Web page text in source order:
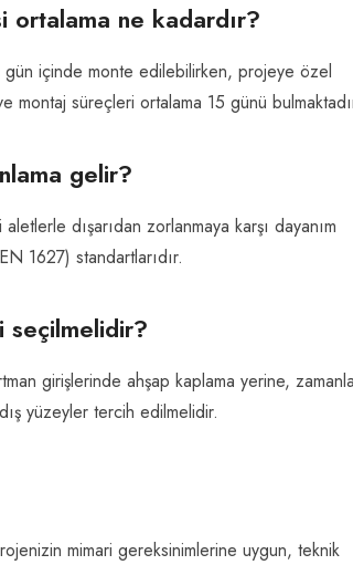
ortalama ne kadardır?
içinde monte edilebilirken, projeye özel
montaj süreçleri ortalama 15 günü
gelir?
dışarıdan zorlanmaya karşı dayanım
1627) standartlarıdır.
seçilmelidir?
girişlerinde ahşap kaplama yerine,
yüzeyler tercih edilmelidir.
mimari gereksinimlerine uygun, teknik